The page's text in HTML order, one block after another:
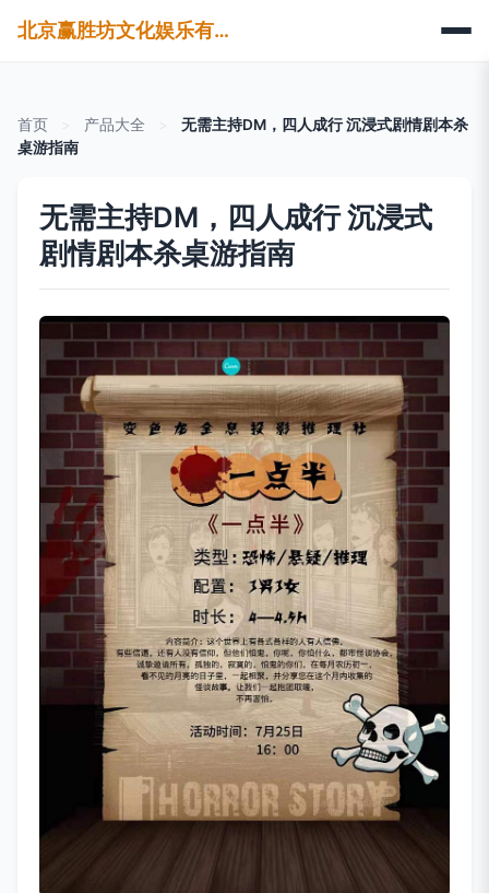
北京赢胜坊文化娱乐有限公司
首页 产品大全
无需主持DM，四人成行 沉浸式剧情剧本杀
桌游指南
无需主持DM，四人成行 沉浸式
剧情剧本杀桌游指南